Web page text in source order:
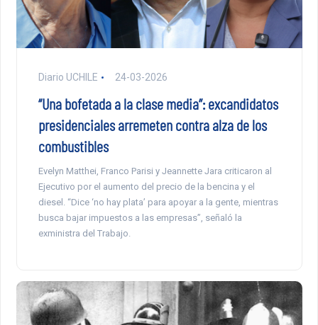
Diario UCHILE 24-03-2026
“Una bofetada a la clase media”: excandidatos
presidenciales arremeten contra alza de los
combustibles
Evelyn Matthei, Franco Parisi y Jeannette Jara criticaron al
Ejecutivo por el aumento del precio de la bencina y el
diesel. “Dice ‘no hay plata’ para apoyar a la gente, mientras
busca bajar impuestos a las empresas”, señaló la
exministra del Trabajo.